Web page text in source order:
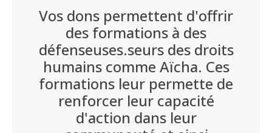
Vos dons permettent d'offrir
des formations à des
défenseuses.seurs des droits
humains comme Aïcha. Ces
formations leur permette de
renforcer leur capacité
d'action dans leur